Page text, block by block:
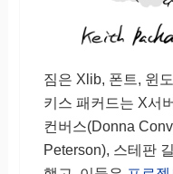
짐은 Xlib, 폰트, 윈
키스 패커드는 X서
컨버스(Donna
Peterson), 스테판